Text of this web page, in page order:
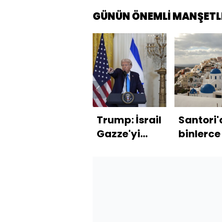
GÜNÜN ÖNEMLİ
Trump: İsrail
Gazze'yi
binlerce